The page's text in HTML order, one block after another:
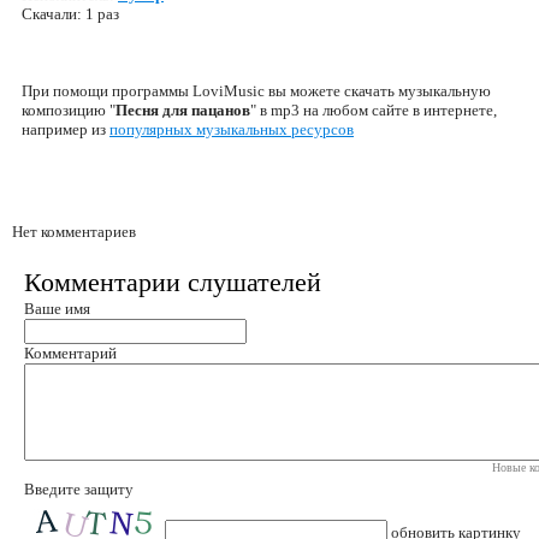
Скачали: 1 раз
При помощи программы LoviMusic вы можете скачать музыкальную
композицию "Песня для пацанов" в mp3 на любом сайте в интернете,
например из популярных музыкальных ресурсов
Нет комментариев
Комментарии слушателей
Ваше имя
Комментарий
Новые
Введите защиту
обновить картинку